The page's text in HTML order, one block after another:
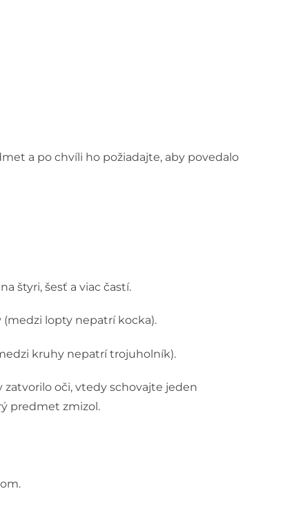
a po chvíli ho požiadajte, aby povedalo
štyri, šesť a viac častí.
lopty nepatrí kocka).
kruhy nepatrí trojuholník).
oči, vtedy schovajte jeden
predmet zmizol.